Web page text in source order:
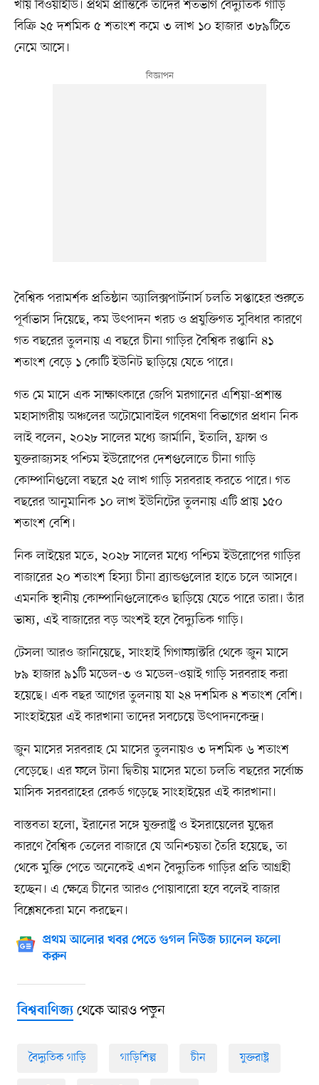
খায় বিওয়াইডি। প্রথম প্রান্তিকে তাদের শতভাগ বৈদ্যুতিক গাড়ি
বিক্রি ২৫ দশমিক ৫ শতাংশ কমে ৩ লাখ ১০ হাজার ৩৮৯টিতে
নেমে আসে।
বৈশ্বিক পরামর্শক প্রতিষ্ঠান অ্যালিক্সপার্টনার্স চলতি সপ্তাহের শুরুতে
পূর্বাভাস দিয়েছে, কম উৎপাদন খরচ ও প্রযুক্তিগত সুবিধার কারণে
গত বছরের তুলনায় এ বছরে চীনা গাড়ির বৈশ্বিক রপ্তানি ৪১
শতাংশ বেড়ে ১ কোটি ইউনিট ছাড়িয়ে যেতে পারে।
গত মে মাসে এক সাক্ষাৎকারে জেপি মরগানের এশিয়া-প্রশান্ত
মহাসাগরীয় অঞ্চলের অটোমোবাইল গবেষণা বিভাগের প্রধান নিক
লাই বলেন, ২০২৮ সালের মধ্যে জার্মানি, ইতালি, ফ্রান্স ও
যুক্তরাজ্যসহ পশ্চিম ইউরোপের দেশগুলোতে চীনা গাড়ি
কোম্পানিগুলো বছরে ২৫ লাখ গাড়ি সরবরাহ করতে পারে। গত
বছরের আনুমানিক ১০ লাখ ইউনিটের তুলনায় এটি প্রায় ১৫০
শতাংশ বেশি।
নিক লাইয়ের মতে, ২০২৮ সালের মধ্যে পশ্চিম ইউরোপের গাড়ির
বাজারের ২০ শতাংশ হিস্যা চীনা ব্র্যান্ডগুলোর হাতে চলে আসবে।
এমনকি স্থানীয় কোম্পানিগুলোকেও ছাড়িয়ে যেতে পারে তারা। তাঁর
ভাষ্য, এই বাজারের বড় অংশই হবে বৈদ্যুতিক গাড়ি।
টেসলা আরও জানিয়েছে, সাংহাই গিগাফ্যাক্টরি থেকে জুন মাসে
৮৯ হাজার ৯১টি মডেল-৩ ও মডেল-ওয়াই গাড়ি সরবরাহ করা
হয়েছে। এক বছর আগের তুলনায় যা ২৪ দশমিক ৪ শতাংশ বেশি।
সাংহাইয়ের এই কারখানা তাদের সবচেয়ে উৎপাদনকেন্দ্র।
জুন মাসের সরবরাহ মে মাসের তুলনায়ও ৩ দশমিক ৬ শতাংশ
বেড়েছে। এর ফলে টানা দ্বিতীয় মাসের মতো চলতি বছরের সর্বোচ্চ
মাসিক সরবরাহের রেকর্ড গড়েছে সাংহাইয়ের এই কারখানা।
বাস্তবতা হলো, ইরানের সঙ্গে যুক্তরাষ্ট্র ও ইসরায়েলের যুদ্ধের
কারণে বৈশ্বিক তেলের বাজারে যে অনিশ্চয়তা তৈরি হয়েছে, তা
থেকে মুক্তি পেতে অনেকেই এখন বৈদ্যুতিক গাড়ির প্রতি আগ্রহী
হচ্ছেন। এ ক্ষেত্রে চীনের আরও পোয়াবারো হবে বলেই বাজার
বিশ্লেষকেরা মনে করছেন।
প্রথম আলোর খবর পেতে গুগল নিউজ চ্যানেল ফলো
করুন
বিশ্ববাণিজ্যথেকে আরও পড়ুন
বৈদ্যুতিক গাড়ি গাড়িশিল্প চীন যুক্তরাষ্ট্র